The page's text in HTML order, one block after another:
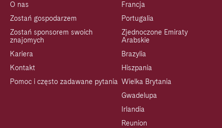
O nas
Zostań gospodarzem
Zostań sponsorem swoich
znajomych
Kariera
Kontakt
Pomoc i często zadawane pytania
Francja
Portugalia
Zjednoczone Emiraty
Arabskie
Brazylia
Hiszpania
Wielka Brytania
Gwadelupa
Irlandia
Reunion